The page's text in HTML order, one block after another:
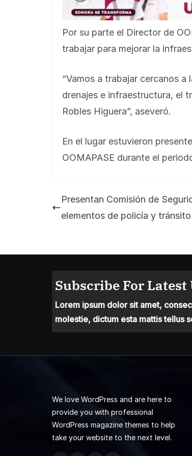
Por su parte el Director de
trabajar para mejorar la
“Vamos a trabajar cercanos
drenajes e infraestructura, el
Robles Higuera”, aseveró.
En el lugar estuvieron
OOMAPASE durante el
Presentan Comisión de
elementos de policía y
Subscribe For Latest
Lorem ipsum dolor sit amet,
molestie, dictum esta mattis tellus
We love WordPress and are here to
provide you with professional
WordPress magazine themes to help
take your website to the next level.